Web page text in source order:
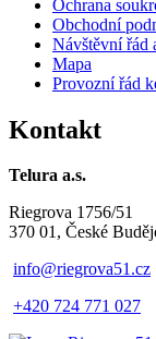
Ochrana
Obchodní
Návštěvní řád
Mapa
Provozní řád
Kontakt
Telura a.s.
Riegrova 1756/51
370 01, České
info@riegrova51.cz
+420 724 771 027